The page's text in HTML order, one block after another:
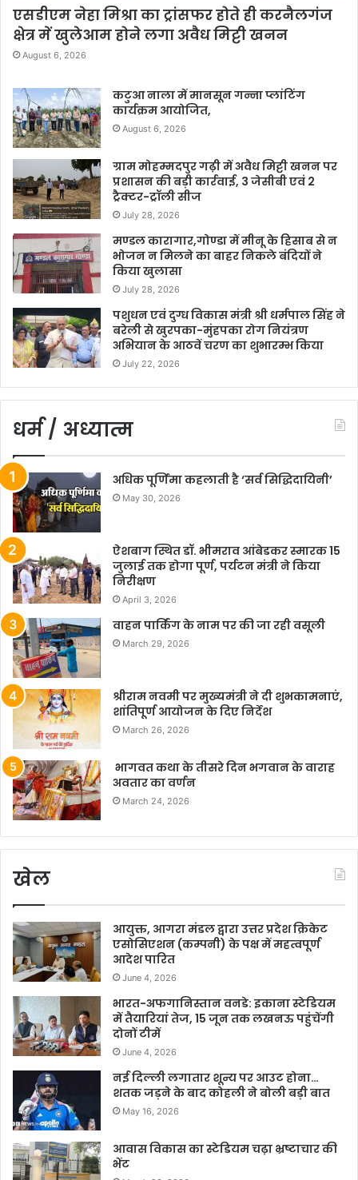
एसडीएम नेहा मिश्रा का ट्रांसफर होते ही करनैलगंज
क्षेत्र में खुलेआम होने लगा अवैध मिट्टी खनन
August 6, 2026
कटुआ नाला में मानसून गन्ना प्लांटिंग
कार्यक्रम आयोजित,
August 6, 2026
ग्राम मोहम्मदपुर गढ़ी में अवैध मिट्टी खनन पर
प्रशासन की बड़ी कार्रवाई, 3 जेसीबी एवं 2
ट्रैक्टर-ट्रॉली सीज
July 28, 2026
मण्डल कारागार,गोण्डा में मीनू के हिसाब से न
भोजन न मिलने का बाहर निकले बंदियों ने
किया खुलासा
July 28, 2026
पशुधन एवं दुग्ध विकास मंत्री श्री धर्मपाल सिंह ने
बरेली से खुरपका-मुंहपका रोग नियंत्रण
अभियान के आठवें चरण का शुभारम्भ किया
July 22, 2026
धर्म / अध्यात्म
अधिक पूर्णिमा कहलाती है ‘सर्व सिद्धिदायिनी’
May 30, 2026
ऐशबाग स्थित डॉ. भीमराव आंबेडकर स्मारक 15
जुलाई तक होगा पूर्ण, पर्यटन मंत्री ने किया
निरीक्षण
April 3, 2026
वाहन पार्किंग के नाम पर की जा रही वसूली
March 29, 2026
श्रीराम नवमी पर मुख्यमंत्री ने दी शुभकामनाएं,
शांतिपूर्ण आयोजन के दिए निर्देश
March 26, 2026
भागवत कथा के तीसरे दिन भगवान के वाराह
अवतार का वर्णन
March 24, 2026
खेल
आयुक्त, आगरा मंडल द्वारा उत्तर प्रदेश क्रिकेट
एसोसिएशन (कम्पनी) के पक्ष में महत्वपूर्ण
आदेश पारित
June 4, 2026
भारत-अफगानिस्तान वनडे: इकाना स्टेडियम
में तैयारियां तेज, 15 जून तक लखनऊ पहुंचेंगी
दोनों टीमें
June 4, 2026
नई दिल्ली लगातार शून्य पर आउट होना…
शतक जड़ने के बाद कोहली ने बोली बड़ी बात
May 16, 2026
आवास विकास का स्टेडियम चढ़ा भ्रष्टाचार की
भेंट